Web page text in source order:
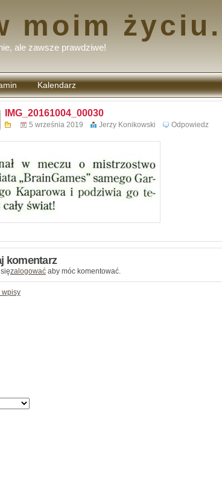
moim życiu.
ale zawsze prawdziwe!
Kalendarz
IMG_20161004_00030
5 września 2019 Jerzy Konikowski Odpowiedz
komentarz
zalogować aby móc komentować.
wpisy